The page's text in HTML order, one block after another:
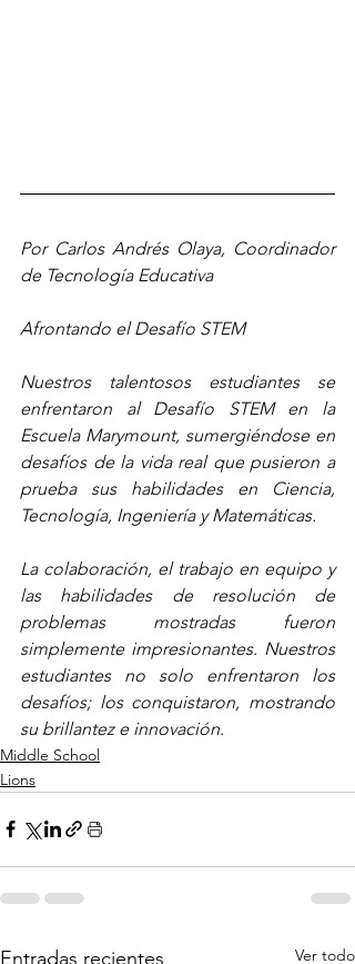
Por Carlos Andrés Olaya, Coordinador
de Tecnología Educativa
Afrontando el Desafío STEM
Nuestros talentosos estudiantes se
enfrentaron al Desafío STEM en la
Escuela Marymount, sumergiéndose en
desafíos de la vida real que pusieron a
prueba sus habilidades en Ciencia,
Tecnología, Ingeniería y Matemáticas.
La colaboración, el trabajo en equipo y
las habilidades de resolución de
problemas mostradas fueron
simplemente impresionantes. Nuestros
estudiantes no solo enfrentaron los
desafíos; los conquistaron, mostrando
su brillantez e innovación.
Middle School
Lions
Entradas recientes Ver todo